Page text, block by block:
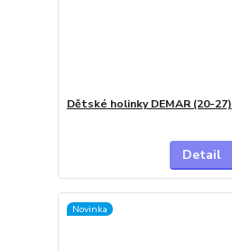
Dětské holinky DEMAR (20-27)
Detail
Novinka